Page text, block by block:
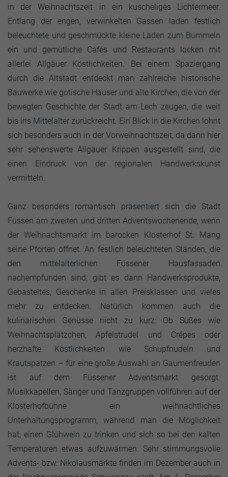
in der Weihnachtszeit in ein kuscheliges Lichtermeer.
Entlang der engen, verwinkelten Gassen laden festlich
beleuchtete und geschmückte kleine Läden zum Bummeln
ein und gemütliche Cafés und Restaurants locken mit
allerlei Allgäuer Köstlichkeiten. Bei einem Spaziergang
durch die Altstadt entdeckt man zahlreiche historische
Bauwerke wie gotische Häuser und alte Kirchen, die von der
bewegten Geschichte der Stadt am Lech zeugen, die weit
bis ins Mittelalter zurückreicht. Ein Blick in die Kirchen lohnt
sich besonders auch in der Vorweihnachtszeit, da dann hier
sehr sehenswerte Allgäuer Krippen ausgestellt sind, die
einen Eindruck von der regionalen Handwerkskunst
vermitteln.
Ganz besonders romantisch präsentiert sich die Stadt
Füssen am zweiten und dritten Adventswochenende, wenn
der Weihnachtsmarkt im barocken Klosterhof St. Mang
seine Pforten öffnet. An festlich beleuchteten Ständen, die
den mittelalterlichen Füssener Hausfassaden
nachempfunden sind, gibt es dann Handwerksprodukte,
Gebasteltes, Geschenke in allen Preisklassen und vieles
mehr zu entdecken. Natürlich kommen auch die
kulinarischen Genüsse nicht zu kurz: Ob Süßes wie
Weihnachtsplätzchen, Apfelstrudel und Crépes oder
herzhafte Köstlichkeiten wie Schupfnudeln und
Krautspatzen – für eine große Auswahl an Gaumenfreuden
ist auf dem Füssener Adventsmarkt gesorgt.
Musikkapellen, Sänger und Tanzgruppen vollführen auf der
Klosterhofbühne ein weihnachtliches
Unterhaltungsprogramm, während man die Möglichkeit
hat, einen Glühwein zu trinken und sich so bei den kalten
Temperaturen etwas aufzuwärmen. Sehr stimmungsvolle
Advents- bzw. Nikolausmärkte finden im Dezember auch in